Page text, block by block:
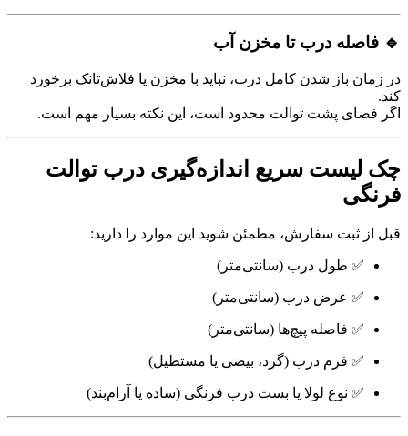
🔹 فاصله درب تا مخزن آب
در زمان باز شدن کامل درب، نباید با مخزن یا فلاش‌تانک برخورد
کند.
اگر فضای پشت توالت محدود است، این نکته بسیار مهم است.
چک‌ لیست سریع اندازه‌گیری درب توالت
فرنگی
قبل از ثبت سفارش، مطمئن شوید این موارد را دارید:
✅ طول درب (سانتی‌متر)
✅ عرض درب (سانتی‌متر)
✅ فاصله پیچ‌ها (سانتی‌متر)
✅ فرم درب (گرد، بیضی یا مستطیل)
✅ نوع لولا یا بست درب فرنگی (ساده یا آرام‌بند)